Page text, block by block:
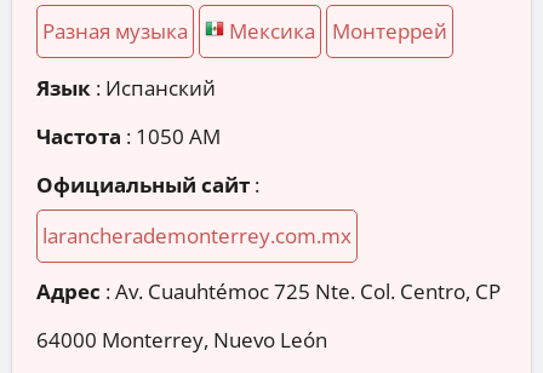
Разная музыка Мексика Монтеррей
Язык : Испанский
Частота : 1050 AM
Официальный сайт :
larancherademonterrey.com.mx
Адрес :Av. Cuauhtémoc 725 Nte. Col. Centro, CP
64000 Monterrey, Nuevo León